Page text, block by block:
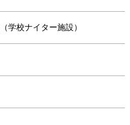
学校ナイター施設）